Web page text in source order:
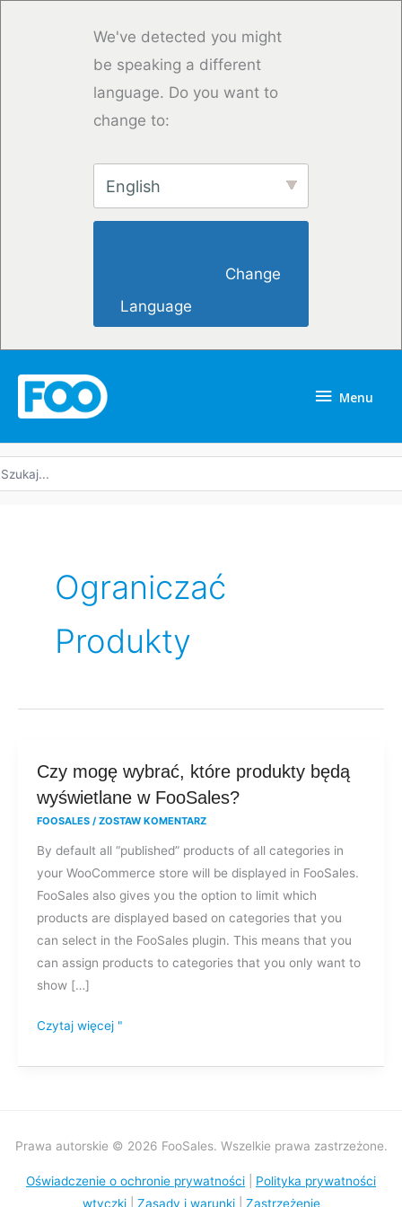
We've detected you might
be speaking a different
language. Do you want to
change to:
English
Language
Menu
Ograniczać
Produkty
Czy mogę wybrać, które produkty będą
wyświetlane w FooSales?
FOOSALES / ZOSTAW KOMENTARZ
By default all “published” products of all categories in
your WooCommerce store will be displayed in FooSales.
FooSales also gives you the option to limit which
products are displayed based on categories that you
can select in the FooSales plugin. This means that you
can assign products to categories that you only want to
show […]
Czy
mogę
produkty
będą
wyświetlane
w
FooSales?
Czytaj więcej "
Prawa autorskie © 2026 FooSales. Wszelkie prawa zastrzeżone.
Oświadczenie o ochronie prywatności
Polityka prywatności
wtyczki| Zasady i warunki| Zastrzeżenie